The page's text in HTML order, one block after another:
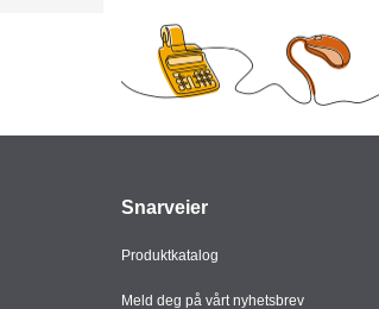
Snarveier
Produktkatalog
Meld deg på vårt nyhetsbrev